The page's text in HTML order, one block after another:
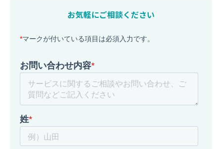
お気軽にご相談ください